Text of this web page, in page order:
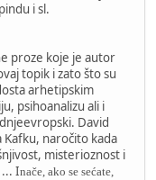
i sl.
proze koje je autor
topik i zato što su
arhetipskim
psihoanalizu ali i
David
Kafku, naročito kada
misterioznost i
Inače, ako se sećate,